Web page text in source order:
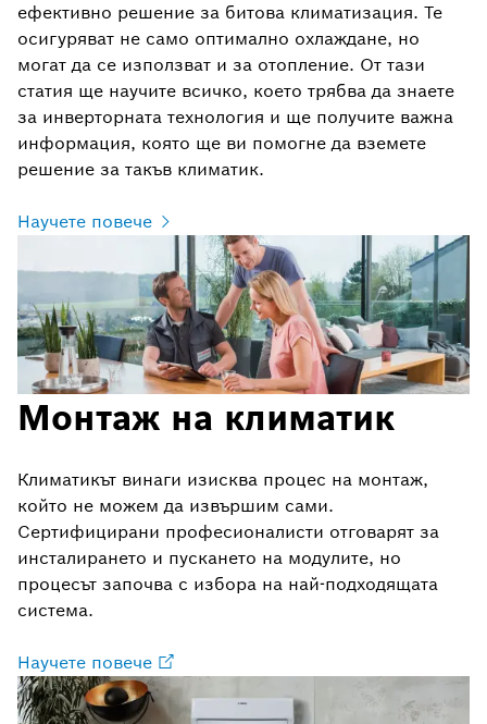
ефективно решение за битова климатизация. Те
осигуряват не само оптимално охлаждане, но
могат да се използват и за отопление. От тази
статия ще научите всичко, което трябва да знаете
за инверторната технология и ще получите важна
информация, която ще ви помогне да вземете
решение за такъв климатик.
Научете повече
Монтаж на климатик
Климатикът винаги изисква процес на монтаж,
който не можем да извършим сами.
Сертифицирани професионалисти отговарят за
инсталирането и пускането на модулите, но
процесът започва с избора на най-подходящата
система.
Научете повече